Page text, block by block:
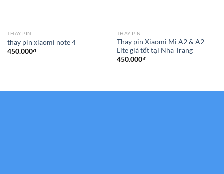
THAY PIN
thay pin xiaomi note 4
450.000₫
THAY PIN
Thay pin Xiaomi Mi A2 & A2
Lite giá tốt tại Nha Trang
450.000₫